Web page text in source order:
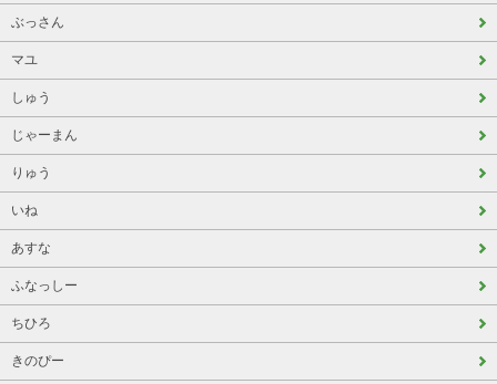
ぶっさん
マユ
しゅう
じゃーまん
りゅう
いね
あすな
ふなっしー
ちひろ
きのぴー